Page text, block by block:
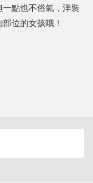
點也不俗氣，洋裝
位的女孩哦！